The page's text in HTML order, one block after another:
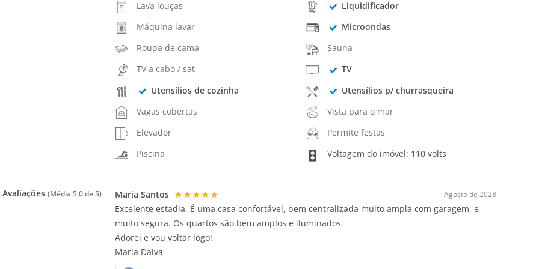
Lava louças
Liquidificador
Máquina lavar
Microondas
Roupa de cama
Sauna
TV a cabo / sat
TV
Utensílios de cozinha
Utensílios p/ churrasqueira
Vagas cobertas
Vista para o mar
Elevador
Permite festas
Piscina
Voltagem do imóvel: 110 volts
Avaliações (Média 5.0 de 5) Agosto de 2028
Maria Santos ★★★★★
Excelente estadia. É uma casa confortável, bem centralizada muito ampla com garagem, e
muito segura. Os quartos são bem amplos e iluminados.
Adorei e vou voltar logo!
Maria Dalva